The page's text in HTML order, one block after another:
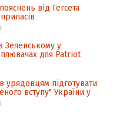
виборців
суспільства
від Гегсета
Зеленському у
для Patriot
урядовцям підготувати
вступу" України у